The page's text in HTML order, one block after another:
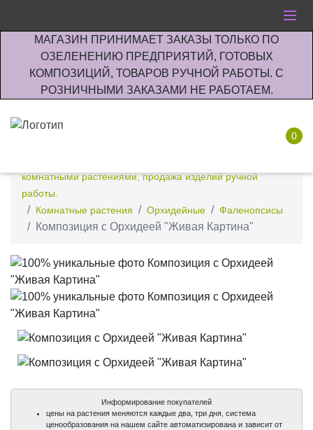
МАГАЗИН ПРИНИМАЕТ ЗАКАЗЫ ТОЛЬКО ПО
ОЗЕЛЕНЕНИЮ ПРЕДПРИЯТИЙ, ГОТОВЫХ
КОМПОЗИЦИЙ, ТОВАРОВ РУЧНОЙ РАБОТЫ. С
РОЗНИЧНЫМИ ЗАКАЗАМИ НЕ РАБОТАЕМ.
0
комнатными растениями, продажа изделий ручной
работы.
Комнатные растения
Орхидейные Фаленопсисы
Композиция с Орхидеей "Живая Картина"
Информирование покупателей
цены на растения меняются каждые два, три дня, система
ценообразования на нашем сайте автоматизирована и зависит от